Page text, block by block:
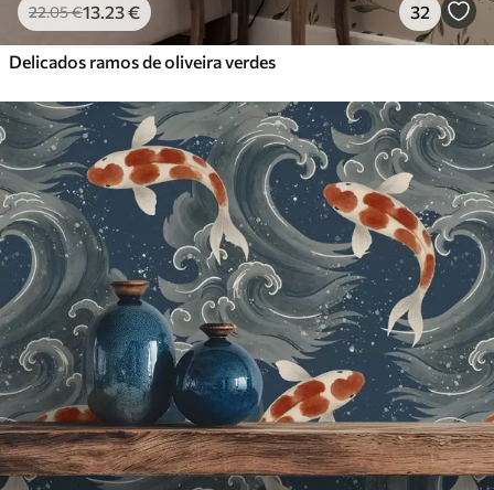
22.05€13.23€ 32
Delicados ramos de oliveira verdes